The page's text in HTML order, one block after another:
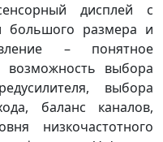
дисплей с
большого размера и
– понятное
возможность выбора
выбора
баланс каналов,
низкочастотного